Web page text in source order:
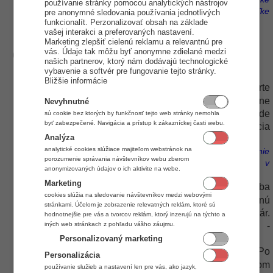
hore. Napríklad prítomnosť s prioritou 50 sa v tabuľke
nachádza vyššie ako prítomnosť s prioritou 100.
Časť: Nastavenia
Zaokrúhľovania v dni
- Kliknite na kombo a vyberte
typ zaokrúhlenia, ktorý chcete použiť. V pravo následne
zadajte periódu v minútach, na základe ktorej sa bude
vyhodnocovať zaokrúhlenie. Spôsob, akým aplikácia
zaokrúhľuje nájtede tu -
Zaokrúhľovanie v aplikácií
Aplikácia zaokrúhli už spracované snímania za daný deň, nie
samotné snímania, ktorých zaokrúhľovanie sa nastavuje v
jednotlivých zmenách.
Zaokrúhľovanie v mesačnom sumári- Z komba
vyberte typ zaokrúhlenia a vpravo dadajte požadovanú
periódu, na základe ktorej sa zaokrúhli mesačný sumár.
Spôsob, akým aplikácia zaokrúhľuje nájtede tu -
Zaokrúhľovanie v aplikácií.
Náhrada skratkou zmeny pri nom. čase
- Po
zaškrtnutí políčka pri tejto funkcií sa budú v dňovom
používanie stránky pomocou analytických nástrojov
pre anonymné sledovania používania jednotlivých
funkcionalít. Perzonalizovať obsah na základe
vašej interakci a preferovaných nastavení.
Marketing zlepšiť cielenú reklamu a relevantnú pre
vás. Údaje tak môžu byť anonymne zdielané medzi
našich partnerov, ktorý nám dodávajú technologické
vybavenie a softvér pre fungovanie tejto stránky.
Bližšie informácie
Nevyhnutné
sú cookie bez ktorých by funkčnosť tejto web stránky nemohla
byť zabezpečené. Navigácia a prístup k zákazníckej časti webu.
Analýza
analytické cookies slúžiace majiteľom webstránok na
porozumenie správania návštevníkov webu zberom
anonymizovaných údajov o ich aktivite na webe.
Marketing
cookies slúžia na sledovanie návštevníkov medzi webovými
stránkami. Účelom je zobrazenie relevatných reklám, ktoré sú
hodnotnejšie pre vás a tvorcov reklám, ktorý inzerujú na týchto a
iných web stránkach z pohľadu vášho záujmu.
Personalizovaný marketing
Personalizácia
používanie služieb a nastavení len pre vás, ako jazyk,